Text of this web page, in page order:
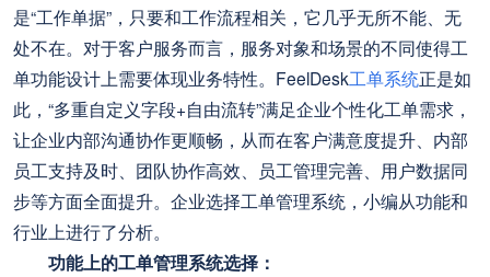
是“工作单据”，只要和工作流程相关，它几乎无所不能、无
处不在。对于客户服务而言，服务对象和场景的不同使得工
单功能设计上需要体现业务特性。FeelDesk工单系统正是如
此，“多重自定义字段+自由流转”满足企业个性化工单需求，
让企业内部沟通协作更顺畅，从而在客户满意度提升、内部
员工支持及时、团队协作高效、员工管理完善、用户数据同
步等方面全面提升。企业选择工单管理系统，小编从功能和
行业上进行了分析。
功能上的工单管理系统选择：